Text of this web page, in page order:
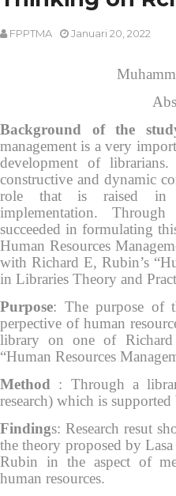
FPPTMA Januari 20, 2022
Background of the
management is a very
development of
constructive and dynamic
role that is raised in
implementation.
succeeded in formulating
Human Resources
with Richard E, Rubin’s
in Libraries Theory and
Purpose: The purpose of
perpective of human
library on one of
“Human Resources
Method : Through a
research) which is
Findings: Research resut
the theory proposed by
Rubin in the aspect of
human resources.